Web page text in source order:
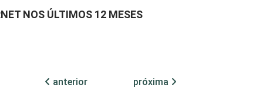
NOS ÚLTIMOS 12 MESES
anterior
próxima